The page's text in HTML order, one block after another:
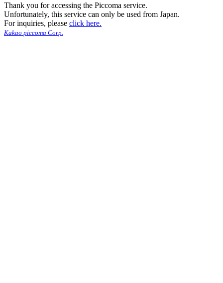
Thank you for accessing the Piccoma service.
Unfortunately, this service can only be used from Japan.
For inquiries, please click here.
Kakao piccoma Corp.